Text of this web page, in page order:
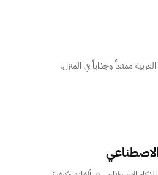
ممتعاً وجذاباً في المنزل.